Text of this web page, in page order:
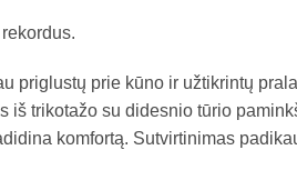
priglustų prie kūno ir užtikrintų
iš trikotažo su didesnio tūrio
komfortą. Sutvirtinimas